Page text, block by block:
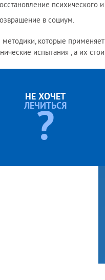
психического
в социум.
методики, которые
испытания , а их
НЕ ХОЧЕТ
ЛЕЧИТЬСЯ
?